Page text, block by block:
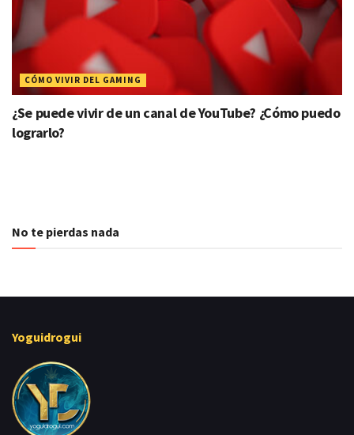
CÓMO VIVIR DEL GAMING
¿Se puede vivir de un canal de YouTube? ¿Cómo puedo
lograrlo?
No te pierdas nada
Yoguidrogui